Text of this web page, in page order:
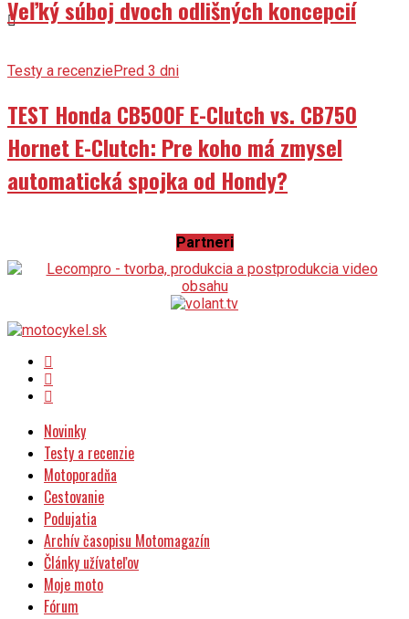
Veľký súboj dvoch odlišných koncepcií
Testy a recenziePred 3 dni
TEST Honda CB500F E-Clutch vs. CB750
Hornet E-Clutch: Pre koho má zmysel
automatická spojka od Hondy?
Partneri
Novinky
Testy a recenzie
Motoporadňa
Cestovanie
Podujatia
Archív časopisu Motomagazín
Články užívateľov
Moje moto
Fórum